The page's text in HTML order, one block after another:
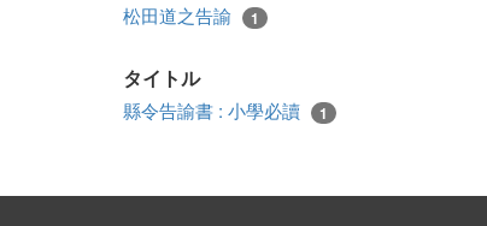
松田道之告諭 1
タイトル
縣令告諭書 : 小學必讀 1